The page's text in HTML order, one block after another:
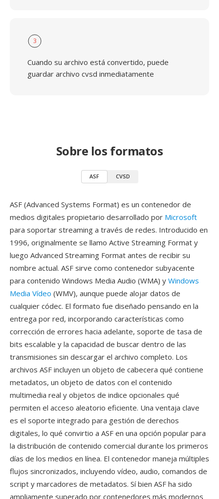
3
Cuando su archivo está convertido, puede
guardar archivo cvsd inmediatamente
Sobre los formatos
ASF CVSD
ASF (Advanced Systems Format) es un contenedor de
medios digitales propietario desarrollado por Microsoft
para soportar streaming a través de redes. Introducido en
1996, originalmente se llamo Active Streaming Format y
luego Advanced Streaming Format antes de recibir su
nombre actual. ASF sirve como contenedor subyacente
para contenido Windows Media Audio (WMA) y Windows
Media Vídeo (WMV), aunque puede alojar datos de
cualquier códec. El formato fue diseñado pensando en la
entrega por red, incorporando características como
corrección de errores hacia adelante, soporte de tasa de
bits escalable y la capacidad de buscar dentro de las
transmisiones sin descargar el archivo completo. Los
archivos ASF incluyen un objeto de cabecera qué contiene
metadatos, un objeto de datos con el contenido
multimedia real y objetos de indice opcionales qué
permiten el acceso aleatorio eficiente. Una ventaja clave
es el soporte integrado para gestión de derechos
digitales, lo qué convirtio a ASF en una opción popular para
la distribución de contenido comercial durante los primeros
días de los medios en línea. El contenedor maneja múltiples
flujos sincronizados, incluyendo vídeo, audio, comandos de
script y marcadores de metadatos. Sí bien ASF ha sido
ampliamente superado por contenedores más modernos